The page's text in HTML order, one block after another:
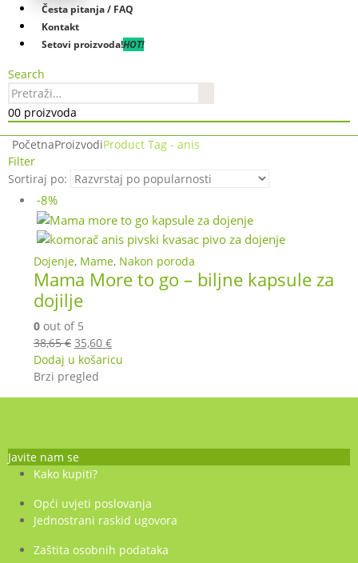
Česta pitanja / FAQ
Kontakt
Setovi proizvoda!HOT!
Search
00 proizvoda
PočetnaProizvodiProduct Tag - anis
Filter
Sortiraj po:
-8%
Dojenje, Mame, Nakon poroda
Mama More to go – biljne kapsule za
dojilje
0 out of 5
38,65€ Izvorna
cijena
bila
35,60 €Trenutna
cijena
Dodaj u košaricu
Brzi pregled
Javite nam se
Kako kupiti?
Opći uvjeti poslovanja
Jednostrani raskid ugovora
Zaštita osobnih podataka